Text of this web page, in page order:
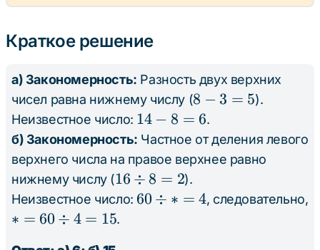
Краткое решение
а) Закономерность: Разность двух верхних
чисел равна нижнему числу (8
-
3
=
8 − 3 = 5).
Неизвестное число: 14
-
8
=
6
14 − 8 = 6.
б) Закономерность: Частное от деления левого
верхнего числа на правое верхнее равно
нижнему числу (16
\div
8 =
16 ÷ 8 = 2).
Неизвестное число: 60
60 ÷ ∗ = 4, следовательно,
\ast
∗ = 60 ÷ 4 = 15.